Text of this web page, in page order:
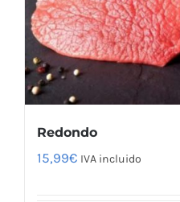
Redondo
15,99€ IVA incluido